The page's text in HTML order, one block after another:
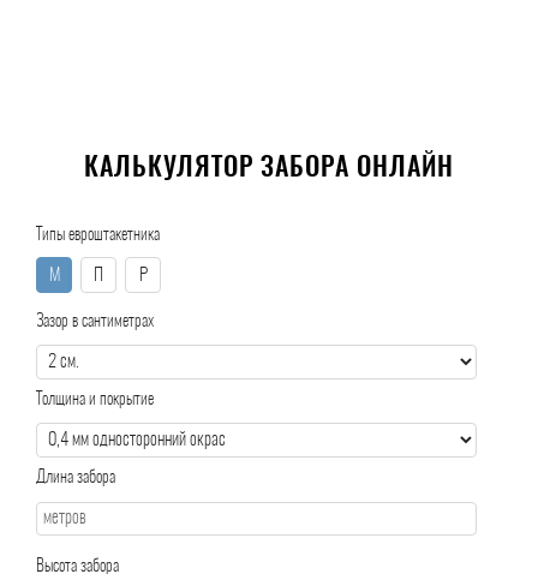
КАЛЬКУЛЯТОР ЗАБОРА ОНЛАЙН
Типы евроштакетника
М Р
Зазор в сантиметрах
Толщина и покрытие
Длина забора
Высота забора